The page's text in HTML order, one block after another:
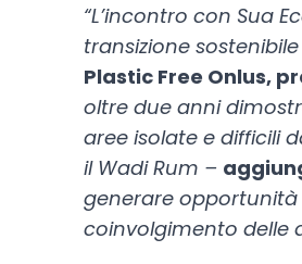
“L’incontro con Sua
transizione
Plastic Free Onlus,
oltre due anni
aree isolate e difficili
il Wadi Rum –
generare opportunità
coinvolgimento delle